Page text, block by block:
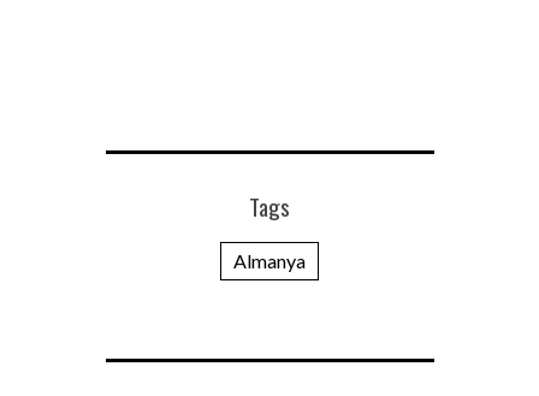
Tags
Almanya